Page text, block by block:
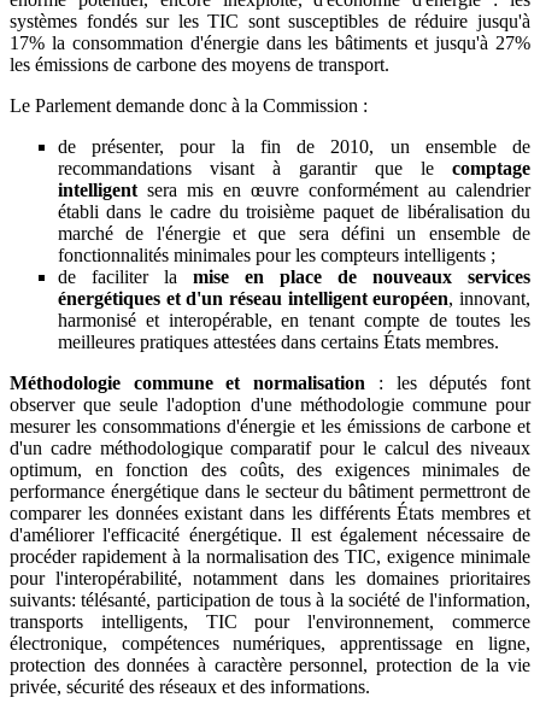
systèmes fondés sur les TIC sont susceptibles de réduire jusqu'à
17% la consommation d'énergie dans les bâtiments et jusqu'à 27%
les émissions de carbone des moyens de transport.
Le Parlement demande donc à la Commission :
de présenter, pour la fin de 2010, un ensemble de
recommandations visant à garantir que le comptage
intelligent sera mis en œuvre conformément au calendrier
établi dans le cadre du troisième paquet de libéralisation du
marché de l'énergie et que sera défini un ensemble de
fonctionnalités minimales pour les compteurs intelligents ;
de faciliter la mise en place de nouveaux services
énergétiques et d'un réseau intelligent européen, innovant,
harmonisé et interopérable, en tenant compte de toutes les
meilleures pratiques attestées dans certains États membres.
Méthodologie commune et normalisation : les députés font
observer que seule l'adoption d'une méthodologie commune pour
mesurer les consommations d'énergie et les émissions de carbone et
d'un cadre méthodologique comparatif pour le calcul des niveaux
optimum, en fonction des coûts, des exigences minimales de
performance énergétique dans le secteur du bâtiment permettront de
comparer les données existant dans les différents États membres et
d'améliorer l'efficacité énergétique. Il est également nécessaire de
procéder rapidement à la normalisation des TIC, exigence minimale
pour l'interopérabilité, notamment dans les domaines prioritaires
suivants: télésanté, participation de tous à la société de l'information,
transports intelligents, TIC pour l'environnement, commerce
électronique, compétences numériques, apprentissage en ligne,
protection des données à caractère personnel, protection de la vie
privée, sécurité des réseaux et des informations.